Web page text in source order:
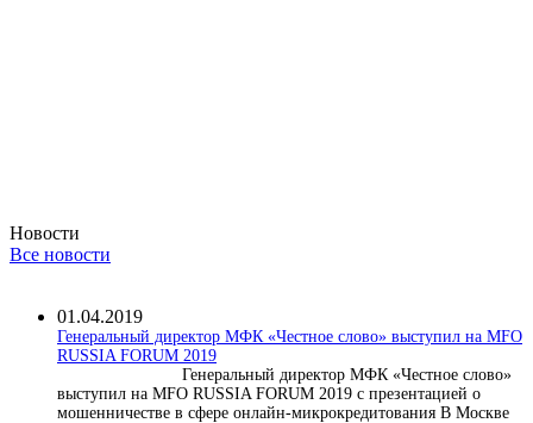
Новости
Все новости
01.04.2019
Генеральный директор МФК «Честное слово» выступил на MFO
RUSSIA FORUM 2019
Генеральный директор МФК «Честное слово»
выступил на MFO RUSSIA FORUM 2019 с презентацией о
мошенничестве в сфере онлайн-микрокредитования В Москве